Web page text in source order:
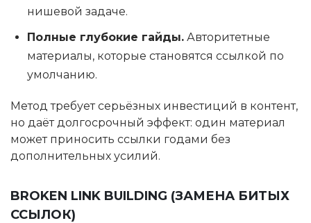
нишевой задаче.
Полные глубокие гайды. Авторитетные
материалы, которые становятся ссылкой по
умолчанию.
Метод требует серьёзных инвестиций в контент,
но даёт долгосрочный эффект: один материал
может приносить ссылки годами без
дополнительных усилий.
BROKEN LINK BUILDING (ЗАМЕНА БИТЫХ
ССЫЛОК)